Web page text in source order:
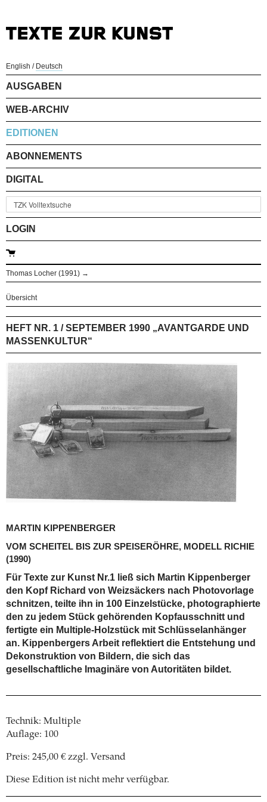
English / Deutsch
AUSGABEN
WEB-ARCHIV
EDITIONEN
ABONNEMENTS
DIGITAL
LOGIN
Thomas Locher (1991) →
Übersicht
HEFT NR. 1 / SEPTEMBER 1990 „AVANTGARDE UND
MASSENKULTUR“
MARTIN KIPPENBERGER
VOM SCHEITEL BIS ZUR SPEISERÖHRE, MODELL RICHIE
(1990)
Für Texte zur Kunst Nr.1 ließ sich Martin Kippenberger
den Kopf Richard von Weizsäckers nach Photovorlage
schnitzen, teilte ihn in 100 Einzelstücke, photographierte
den zu jedem Stück gehörenden Kopfausschnitt und
fertigte ein Multiple-Holzstück mit Schlüsselanhänger
an. Kippenbergers Arbeit reflektiert die Entstehung und
Dekonstruktion von Bildern, die sich das
gesellschaftliche Imaginäre von Autoritäten bildet.
Technik: Multiple
Auflage: 100
Preis: 245,00 € zzgl. Versand
Diese Edition ist nicht mehr verfügbar.